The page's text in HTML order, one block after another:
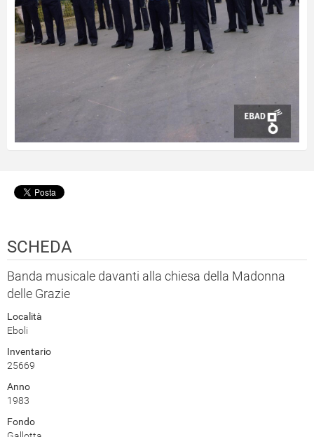
SCHEDA
Banda musicale davanti alla chiesa della Madonna
delle Grazie
Località
Eboli
Inventario
25669
Anno
1983
Fondo